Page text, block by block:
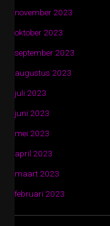
november 2023
oktober 2023
september 2023
augustus 2023
juli 2023
juni 2023
mei 2023
april 2023
maart 2023
februari 2023